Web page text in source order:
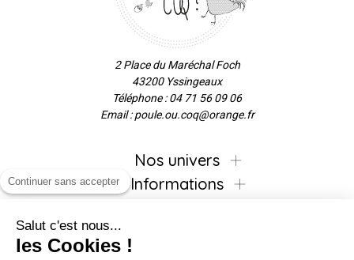
2 Place du Maréchal Foch
43200 Yssingeaux
Téléphone : 04 71 56 09 06
Email : poule.ou.coq@orange.fr
Nos univers
Informations
Continuer sans accepter
Salut c'est nous...
les Cookies !